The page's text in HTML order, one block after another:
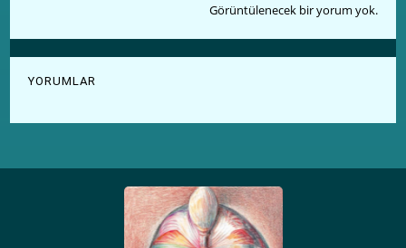
Görüntülenecek bir yorum yok.
YORUMLAR